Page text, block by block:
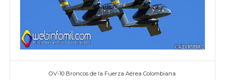
OV-10 Broncos de la Fuerza Aérea Colombiana